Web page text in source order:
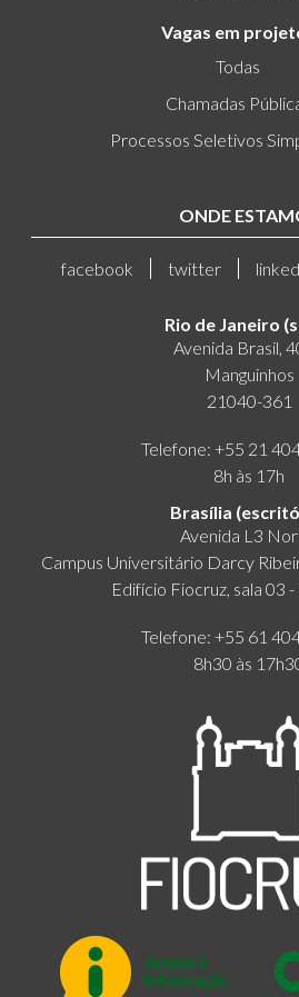
Vagas em
Todas
Chamadas
Processos Seletivos
ONDE
facebook twitter
Rio de Janeiro
Avenida Brasil,
Manguinhos
21040-361
Telefone: +55 21
8h às 17h
Brasília
Avenida L3
Campus Universitário Darcy
Edifício Fiocruz, sala 03
Telefone: +55 61
8h30 às